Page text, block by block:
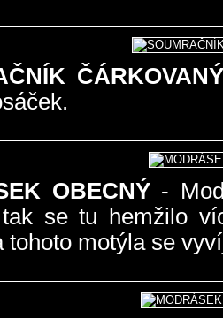
ČÁRKOVANÝ
OBECNÝ-
se tu hemžilo
tohoto motýla se